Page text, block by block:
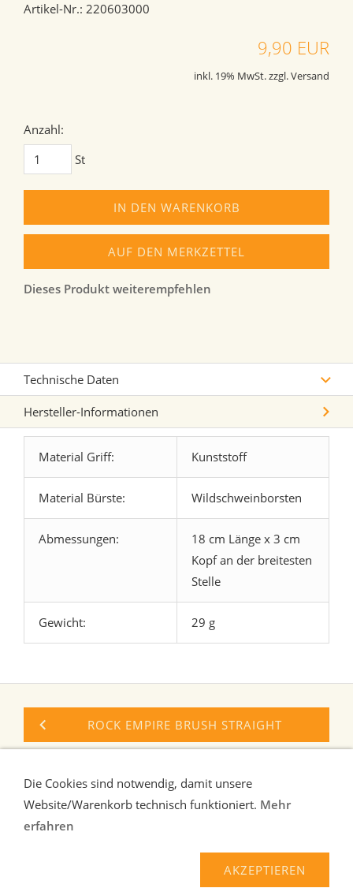
Artikel-Nr.: 220603000
9,90 EUR
inkl. 19% MwSt. zzgl. Versand
Anzahl:
St
IN DEN WARENKORB
AUF DEN MERKZETTEL
Dieses Produkt weiterempfehlen
Technische Daten
Hersteller-Informationen
Material Griff: Kunststoff
Material Bürste: Wildschweinborsten
Abmessungen:
18 cm Länge x 3 cm
Kopf an der breitesten
Stelle
Gewicht: 29 g
ROCK EMPIRE BRUSH STRAIGHT
AGB
Widerrufsrecht
Kontakt/Impressum
Über uns
Die Cookies sind notwendig, damit unsere
Website/Warenkorb technisch funktioniert. Mehr
erfahren
AKZEPTIEREN